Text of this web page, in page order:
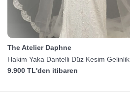
The Atelier Daphne
Hakim Yaka Dantelli Düz Kesim Gelinlik
9.900 TL'den itibaren